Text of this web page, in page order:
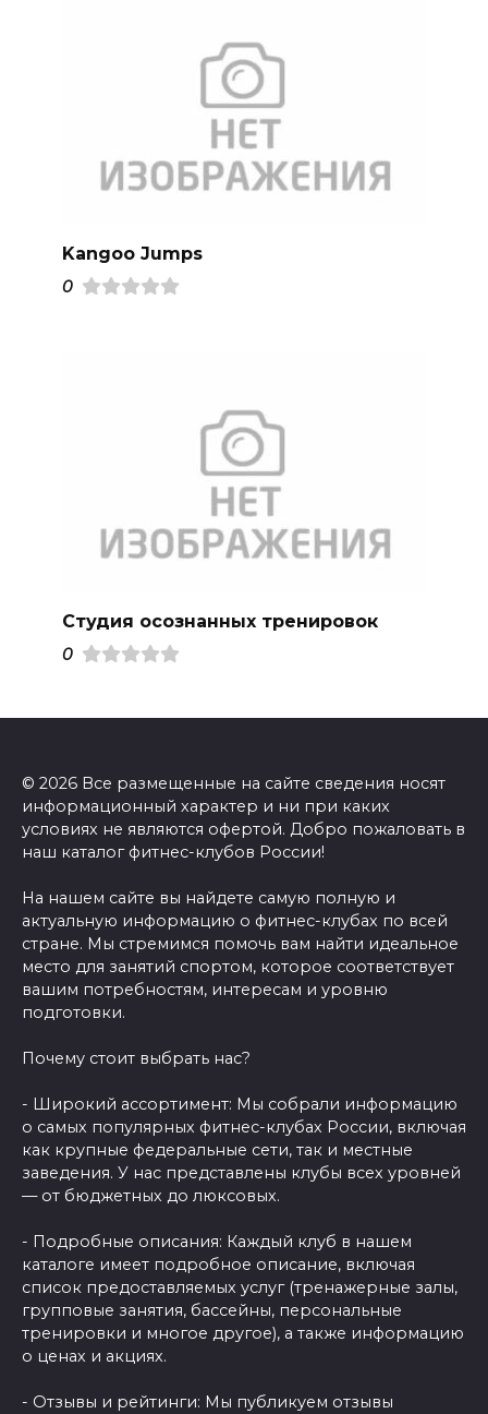
Kangoo Jumps
0
Студия осознанных тренировок
0
© 2026 Все размещенные на сайте сведения носят
информационный характер и ни при каких
условиях не являются офертой. Добро пожаловать в
наш каталог фитнес-клубов России!
На нашем сайте вы найдете самую полную и
актуальную информацию о фитнес-клубах по всей
стране. Мы стремимся помочь вам найти идеальное
место для занятий спортом, которое соответствует
вашим потребностям, интересам и уровню
подготовки.
Почему стоит выбрать нас?
- Широкий ассортимент: Мы собрали информацию
о самых популярных фитнес-клубах России, включая
как крупные федеральные сети, так и местные
заведения. У нас представлены клубы всех уровней
— от бюджетных до люксовых.
- Подробные описания: Каждый клуб в нашем
каталоге имеет подробное описание, включая
список предоставляемых услуг (тренажерные залы,
групповые занятия, бассейны, персональные
тренировки и многое другое), а также информацию
о ценах и акциях.
- Отзывы и рейтинги: Мы публикуем отзывы